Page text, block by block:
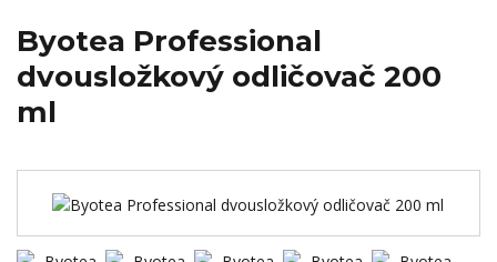
Byotea Professional
dvousložkový odličovač 200
ml